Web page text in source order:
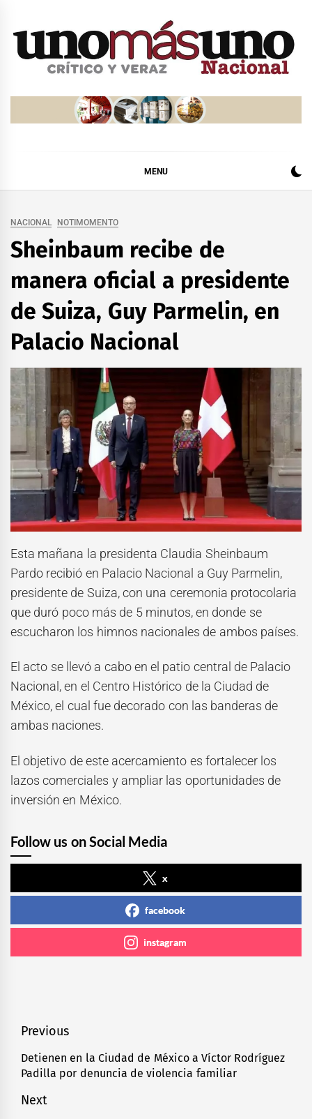
MENU
NACIONAL NOTIMOMENTO
Sheinbaum recibe de
manera oficial a presidente
de Suiza, Guy Parmelin, en
Palacio Nacional
Esta mañana la presidenta Claudia Sheinbaum
Pardo recibió en Palacio Nacional a Guy Parmelin,
presidente de Suiza, con una ceremonia protocolaria
que duró poco más de 5 minutos, en donde se
escucharon los himnos nacionales de ambos países.
El acto se llevó a cabo en el patio central de Palacio
Nacional, en el Centro Histórico de la Ciudad de
México, el cual fue decorado con las banderas de
ambas naciones.
El objetivo de este acercamiento es fortalecer los
lazos comerciales y ampliar las oportunidades de
inversión en México.
Follow us on Social Media
x
facebook
instagram
Navegación
de
entradas
Previous
Previous
post:
Detienen en la Ciudad de México a Víctor Rodríguez
Padilla por denuncia de violencia familiar
Next